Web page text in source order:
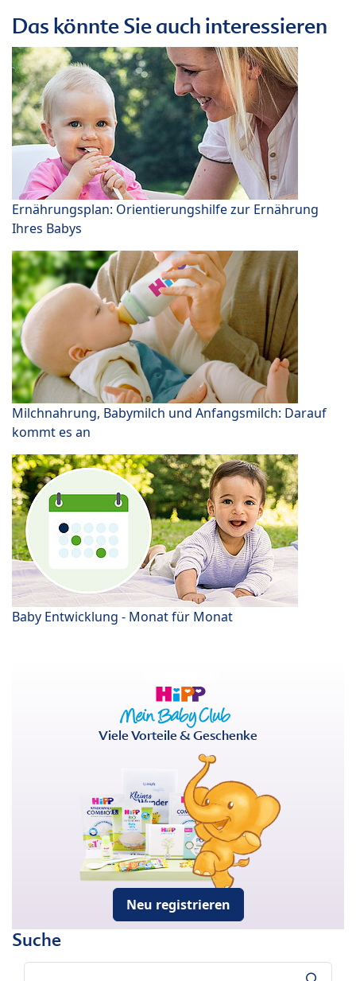
Das könnte Sie auch interessieren
Ernährungsplan: Orientierungshilfe zur Ernährung
Ihres Babys
Milchnahrung, Babymilch und Anfangsmilch: Darauf
kommt es an
Baby Entwicklung - Monat für Monat
Viele Vorteile & Geschenke
Neu registrieren
Suche